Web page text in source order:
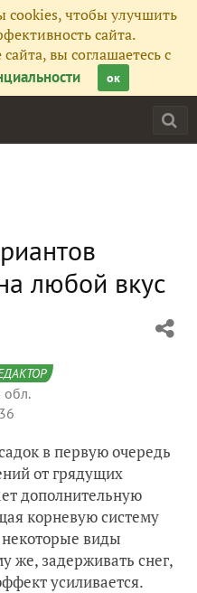
cookies, чтобы улучшить
сайта.
вы соглашаетесь с
ок
любой вкус
обл.
в первую очередь
от грядущих
дополнительную
корневую систему
виды
же, задерживать снег,
усиливается.